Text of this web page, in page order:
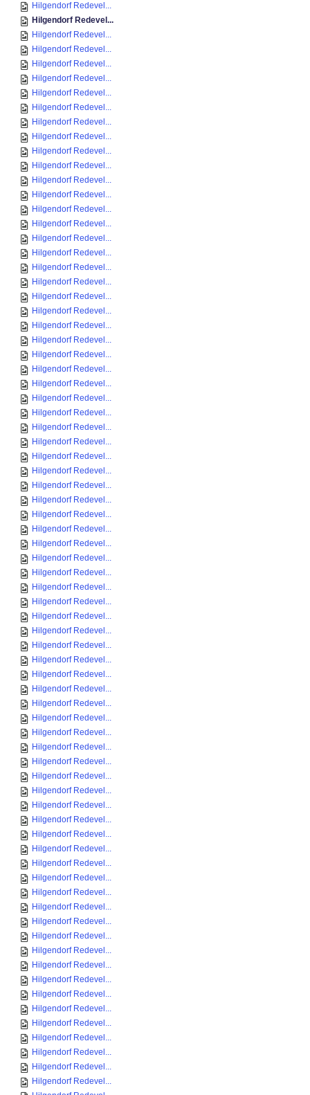
Hilgendorf Redevel...
Hilgendorf Redevel...
Hilgendorf Redevel...
Hilgendorf Redevel...
Hilgendorf Redevel...
Hilgendorf Redevel...
Hilgendorf Redevel...
Hilgendorf Redevel...
Hilgendorf Redevel...
Hilgendorf Redevel...
Hilgendorf Redevel...
Hilgendorf Redevel...
Hilgendorf Redevel...
Hilgendorf Redevel...
Hilgendorf Redevel...
Hilgendorf Redevel...
Hilgendorf Redevel...
Hilgendorf Redevel...
Hilgendorf Redevel...
Hilgendorf Redevel...
Hilgendorf Redevel...
Hilgendorf Redevel...
Hilgendorf Redevel...
Hilgendorf Redevel...
Hilgendorf Redevel...
Hilgendorf Redevel...
Hilgendorf Redevel...
Hilgendorf Redevel...
Hilgendorf Redevel...
Hilgendorf Redevel...
Hilgendorf Redevel...
Hilgendorf Redevel...
Hilgendorf Redevel...
Hilgendorf Redevel...
Hilgendorf Redevel...
Hilgendorf Redevel...
Hilgendorf Redevel...
Hilgendorf Redevel...
Hilgendorf Redevel...
Hilgendorf Redevel...
Hilgendorf Redevel...
Hilgendorf Redevel...
Hilgendorf Redevel...
Hilgendorf Redevel...
Hilgendorf Redevel...
Hilgendorf Redevel...
Hilgendorf Redevel...
Hilgendorf Redevel...
Hilgendorf Redevel...
Hilgendorf Redevel...
Hilgendorf Redevel...
Hilgendorf Redevel...
Hilgendorf Redevel...
Hilgendorf Redevel...
Hilgendorf Redevel...
Hilgendorf Redevel...
Hilgendorf Redevel...
Hilgendorf Redevel...
Hilgendorf Redevel...
Hilgendorf Redevel...
Hilgendorf Redevel...
Hilgendorf Redevel...
Hilgendorf Redevel...
Hilgendorf Redevel...
Hilgendorf Redevel...
Hilgendorf Redevel...
Hilgendorf Redevel...
Hilgendorf Redevel...
Hilgendorf Redevel...
Hilgendorf Redevel...
Hilgendorf Redevel...
Hilgendorf Redevel...
Hilgendorf Redevel...
Hilgendorf Redevel...
Hilgendorf Redevel...